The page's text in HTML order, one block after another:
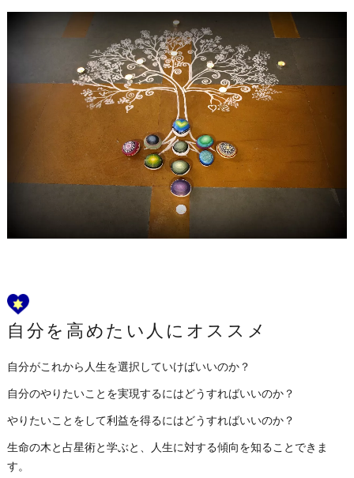
自分を高めたい人にオススメ
自分がこれから人生を選択していけばいいのか？
自分のやりたいことを実現するにはどうすればいいのか？
やりたいことをして利益を得るにはどうすればいいのか？
生命の木と占星術と学ぶと、人生に対する傾向を知ることできま
す。